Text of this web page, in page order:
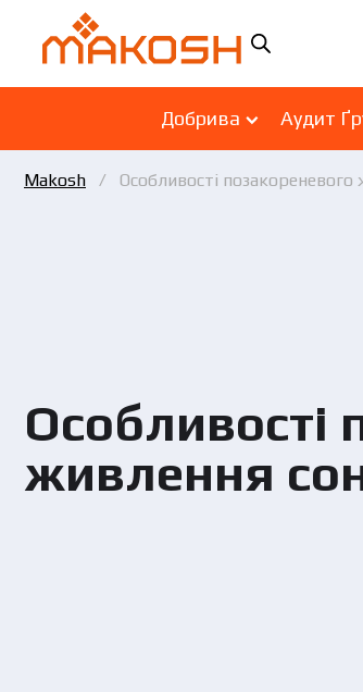
Добрива Аудит
Makosh Особливості
Особливості
живлення